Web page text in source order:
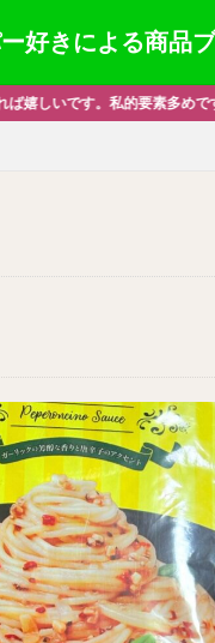
好きによる商品ブ
すがよろしくお願いします＿|